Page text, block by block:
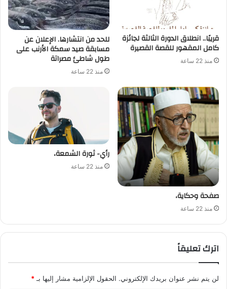
قريبًا.. انطلاق الدورة الثالثة لجائزة
كامل المقهور للقصة القصيرة
منذ 22 ساعة
للحد من انتشارها. الإعلان عن
مسابقة صيد سمكة الأرنب على
طول شاطئ مصراتة
منذ 22 ساعة
صفحة وحكاية،
منذ 22 ساعة
رأي- ثورة الشمعة،
منذ 22 ساعة
اترك تعليقاً
لن يتم نشر عنوان بريدك الإلكتروني. الحقول الإلزامية مشار إليها بـ*